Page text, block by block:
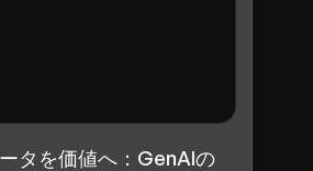
タを価値へ：GenAIの